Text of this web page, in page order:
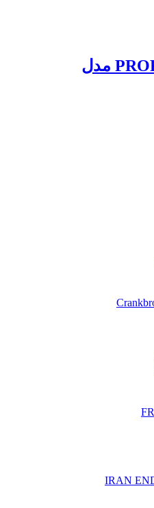
پیراهن مردانه PROPHEUS مدل
IRAN